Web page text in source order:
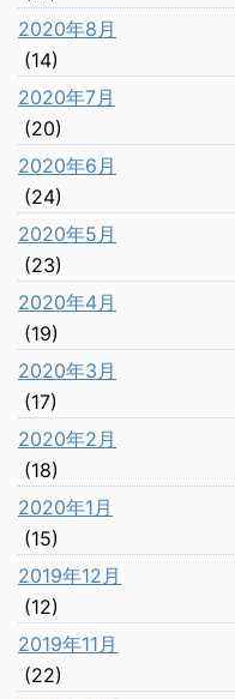
2020年8月
(14)
2020年7月
(20)
2020年6月
(24)
2020年5月
(23)
2020年4月
(19)
2020年3月
(17)
2020年2月
(18)
2020年1月
(15)
2019年12月
(12)
2019年11月
(22)